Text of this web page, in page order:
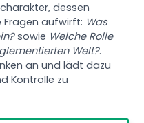
dessen
Fragen aufwirft: Was
sowie Welche Rolle
Welt?.
an und lädt dazu
Kontrolle zu